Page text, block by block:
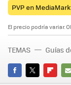
PVP en
El precio podría variar.
TEMAS Guías